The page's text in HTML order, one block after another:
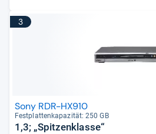
3
Sony RDR-HX910
Fest­plat­ten­ka­pa­zi­tät: 250 GB
1,3; „Spitzenklasse“